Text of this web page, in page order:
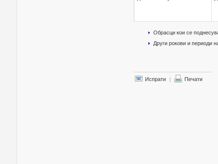
Обрасци кои се
Други рокови и периоди
Испрати | Печати